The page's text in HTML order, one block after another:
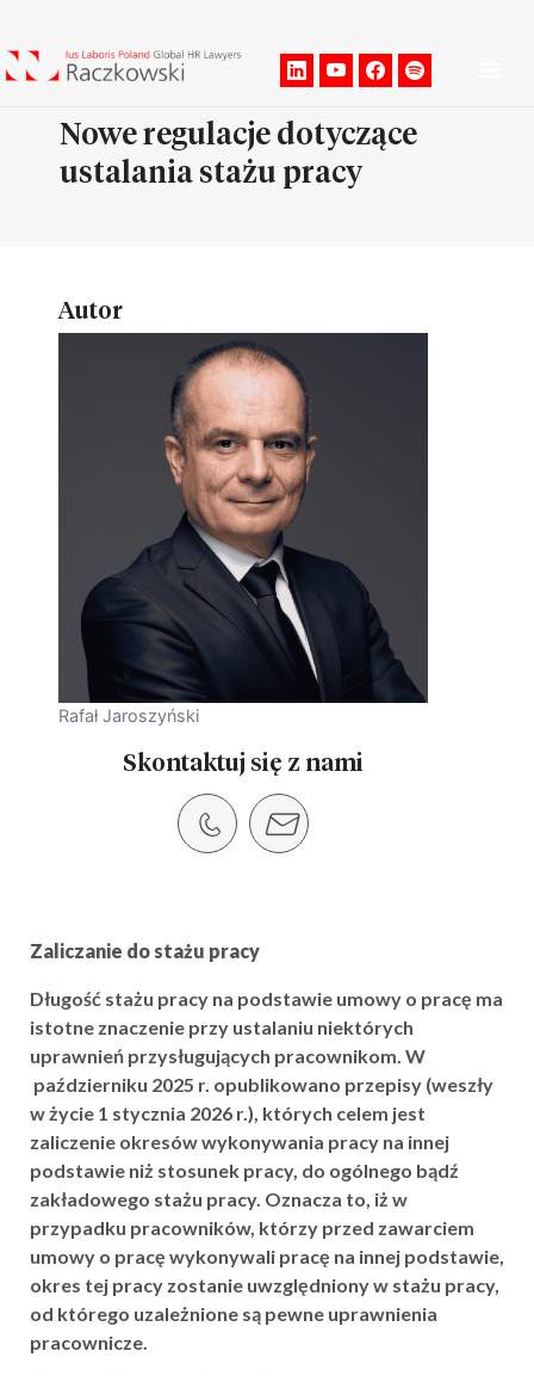
Nowe regulacje dotyczące
ustalania stażu pracy
Autor
Rafał Jaroszyński
Skontaktuj się z nami
Zaliczanie do stażu pracy
Długość stażu pracy na podstawie umowy o pracę ma
istotne znaczenie przy ustalaniu niektórych
uprawnień przysługujących pracownikom. W
październiku 2025 r. opublikowano przepisy (weszły
w życie 1 stycznia 2026 r.), których celem jest
zaliczenie okresów wykonywania pracy na innej
podstawie niż stosunek pracy, do ogólnego bądź
zakładowego stażu pracy. Oznacza to, iż w
przypadku pracowników, którzy przed zawarciem
umowy o pracę wykonywali pracę na innej podstawie,
okres tej pracy zostanie uwzględniony w stażu pracy,
od którego uzależnione są pewne uprawnienia
pracownicze.